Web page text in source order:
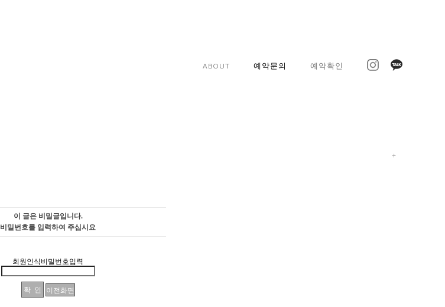
ABOUT 예약문의 예약확인
이 글은 비밀글입니다.
비밀번호를 입력하여 주십시요
회원인식비밀번호입력